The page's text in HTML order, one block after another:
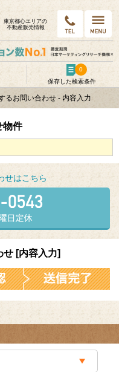
東京都⼼エリアの
不動産販売情報
保存した検索条件
0
るお問い合わせ - 内容入力
物件
せはこちら
せ [内容入力]